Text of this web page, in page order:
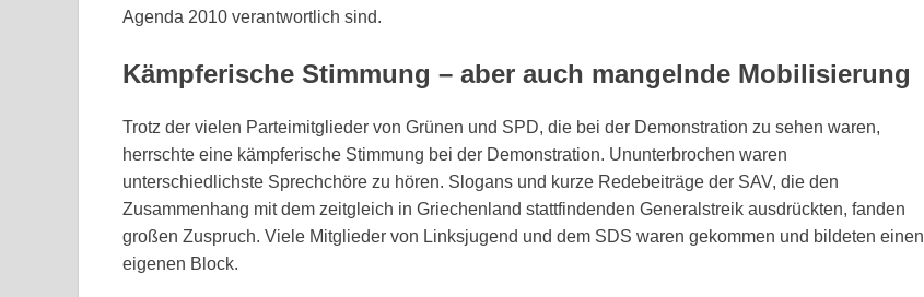
Agenda 2010 verantwortlich sind.
Kämpferische Stimmung – aber auch mangelnde Mobilisierung
Trotz der vielen Parteimitglieder von Grünen und SPD, die bei der Demonstration zu sehen waren,
herrschte eine kämpferische Stimmung bei der Demonstration. Ununterbrochen waren
unterschiedlichste Sprechchöre zu hören. Slogans und kurze Redebeiträge der SAV, die den
Zusammenhang mit dem zeitgleich in Griechenland stattfindenden Generalstreik ausdrückten, fanden
großen Zuspruch. Viele Mitglieder von Linksjugend und dem SDS waren gekommen und bildeten einen
eigenen Block.